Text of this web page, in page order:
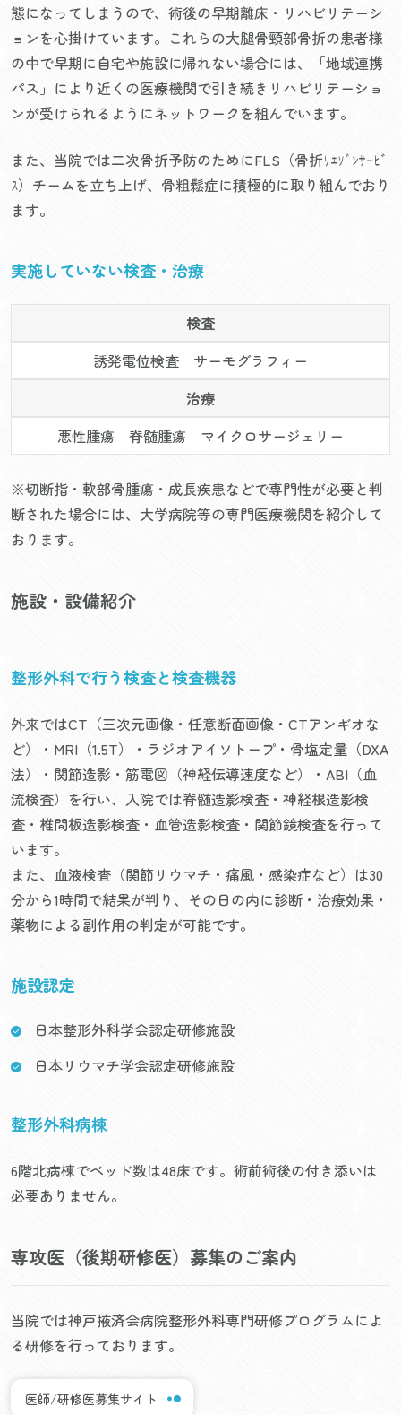
態になってしまうので、術後の早期離床・リハビリテーシ
ョンを心掛けています。これらの大腿骨頸部骨折の患者様
の中で早期に自宅や施設に帰れない場合には、「地域連携
パス」により近くの医療機関で引き続きリハビリテーショ
ンが受けられるようにネットワークを組んでいます。
また、当院では二次骨折予防のためにFLS（骨折ﾘｴｿﾞﾝｻｰﾋﾞ
ｽ）チームを立ち上げ、骨粗鬆症に積極的に取り組んでおり
ます。
実施していない検査・治療
検査
誘発電位検査 サーモグラフィー
治療
悪性腫瘍 脊髄腫瘍 マイクロサージェリー
※切断指・軟部骨腫瘍・成長疾患などで専門性が必要と判
断された場合には、大学病院等の専門医療機関を紹介して
おります。
施設・設備紹介
整形外科で行う検査と検査機器
外来ではCT（三次元画像・任意断面画像・CTアンギオな
ど）・MRI（1.5T）・ラジオアイソトープ・骨塩定量（DXA
法）・関節造影・筋電図（神経伝導速度など）・ABI（血
流検査）を行い、入院では脊髄造影検査・神経根造影検
査・椎間板造影検査・血管造影検査・関節鏡検査を行って
います。
また、血液検査（関節リウマチ・痛風・感染症など）は30
分から1時間で結果が判り、その日の内に診断・治療効果・
薬物による副作用の判定が可能です。
施設認定
日本整形外科学会認定研修施設
日本リウマチ学会認定研修施設
整形外科病棟
6階北病棟でベッド数は48床です。術前術後の付き添いは
必要ありません。
専攻医（後期研修医）募集のご案内
当院では神戸掖済会病院整形外科専門研修プログラムによ
る研修を行っております。
医師/研修医募集サイト